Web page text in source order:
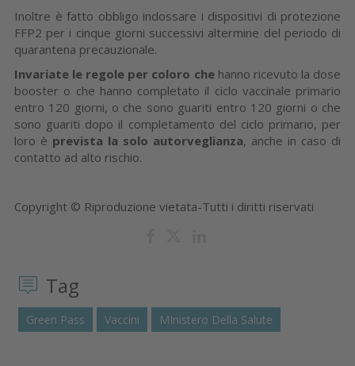
Inoltre è fatto obbligo indossare i dispositivi di protezione
FFP2 per i cinque giorni successivi altermine del periodo di
quarantena precauzionale.
Invariate le regole per coloro chehanno ricevuto la dose
booster o che hanno completato il ciclo vaccinale primario
entro 120 giorni, o che sono guariti entro 120 giorni o che
sono guariti dopo il completamento del ciclo primario, per
loro è prevista la solo autorveglianza, anche in caso di
contatto ad alto rischio.
Copyright © Riproduzione vietata-Tutti i diritti riservati
Tag
Green Pass Vaccini MInistero Della Salute